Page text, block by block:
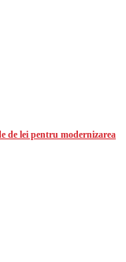
de lei pentru modernizarea